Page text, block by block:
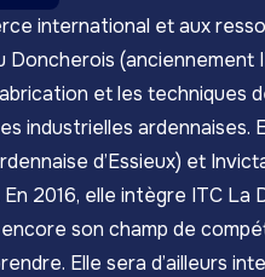
international et aux
Doncherois (anciennement
et les techniques
industrielles
d’Essieux) et
2016, elle intègre ITC
encore son champ de
Elle sera d’ailleurs